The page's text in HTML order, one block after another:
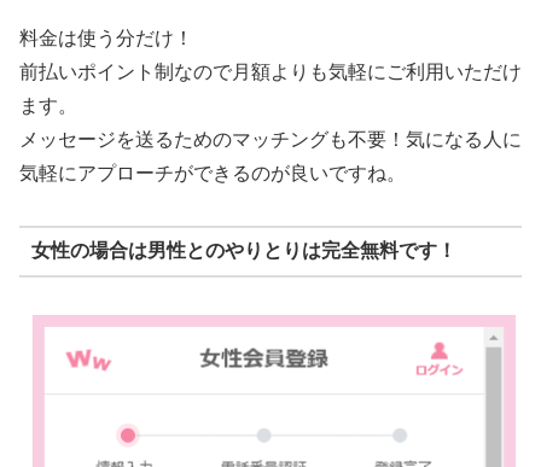
料金は使う分だけ！
前払いポイント制なので月額よりも気軽にご利用いただけ
ます。
メッセージを送るためのマッチングも不要！気になる人に
気軽にアプローチができるのが良いですね。
女性の場合は男性とのやりとりは完全無料です！